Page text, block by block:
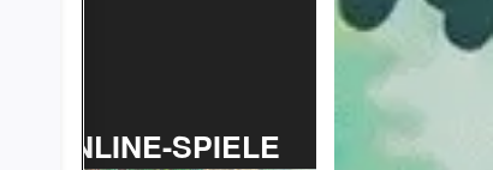
TOP ONLINE-SPIELE